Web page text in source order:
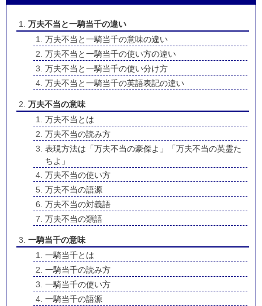
万夫不当と一騎当千の違い
万夫不当と一騎当千の意味の違い
万夫不当と一騎当千の使い方の違い
万夫不当と一騎当千の使い分け方
万夫不当と一騎当千の英語表記の違い
万夫不当の意味
万夫不当とは
万夫不当の読み方
表現方法は「万夫不当の豪傑よ」「万夫不当の英霊た
ちよ」
万夫不当の使い方
万夫不当の語源
万夫不当の対義語
万夫不当の類語
一騎当千の意味
一騎当千とは
一騎当千の読み方
一騎当千の使い方
一騎当千の語源